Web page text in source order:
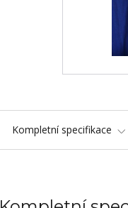
Kompletní specifikace